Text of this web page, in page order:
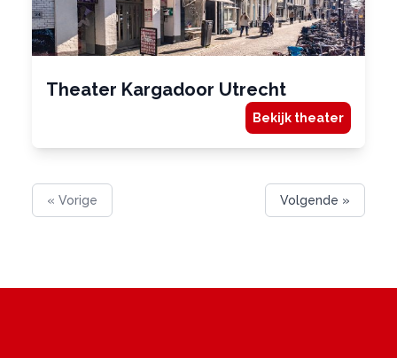
Theater Kargadoor Utrecht
Bekijk theater
« Vorige Volgende »